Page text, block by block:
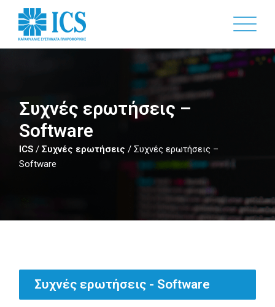
Skip
main
Συχνές ερωτήσεις –
Software
ICS /Συχνές ερωτήσεις /Συχνές ερωτήσεις –
Software
Συχνές ερωτήσεις - Software